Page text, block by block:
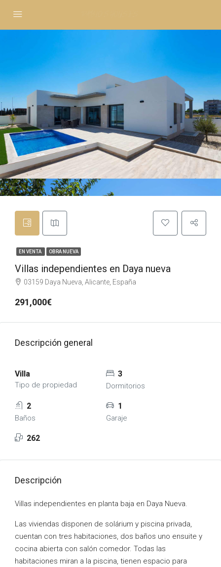
EN VENTA OBRA NUEVA
Villas independientes en Daya nueva
03159 Daya Nueva, Alicante, España
291,000€
Descripción general
Villa
Tipo de propiedad
3
Dormitorios
2
Baños
1
Garaje
262
Descripción
Villas independientes en planta baja en Daya Nueva.
Las viviendas disponen de solárium y piscina privada,
cuentan con tres habitaciones, dos baños uno ensuite y
cocina abierta con salón comedor. Todas las
habitaciones miran a la piscina, tienen espacio para